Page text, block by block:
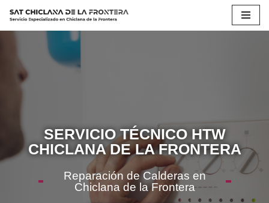
Saltar
contenido
SERVICIO TÉCNICO HTW
CHICLANA DE LA FRONTERA
Reparación de Calderas en
Chiclana de la Frontera